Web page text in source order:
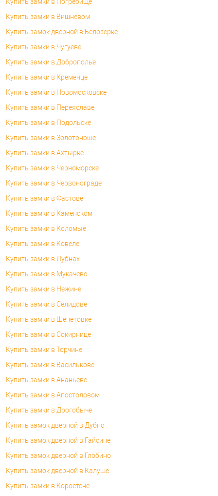
Купить замки в Вишнёвом
Купить замок дверной в Белозерке
Купить замки в Чугуеве
Купить замки в Доброполье
Купить замки в Кременце
Купить замки в Новомосковске
Купить замки в Переяславе
Купить замки в Подольске
Купить замки в Золотоноше
Купить замки в Ахтырке
Купить замки в Черноморске
Купить замки в Червонограде
Купить замки в Фастове
Купить замки в Каменском
Купить замки в Коломые
Купить замки в Ковеле
Купить замки в Лубнах
Купить замки в Мукачево
Купить замки в Нежине
Купить замки в Селидове
Купить замки в Шепетовке
Купить замки в Сокирнице
Купить замки в Торчине
Купить замки в Василькове
Купить замки в Ананьеве
Купить замки в Апостоловом
Купить замки в Дрогобыче
Купить замок дверной в Дубно
Купить замок дверной в Гайсине
Купить замок дверной в Глобино
Купить замок дверной в Калуше
Купить замки в Коростене